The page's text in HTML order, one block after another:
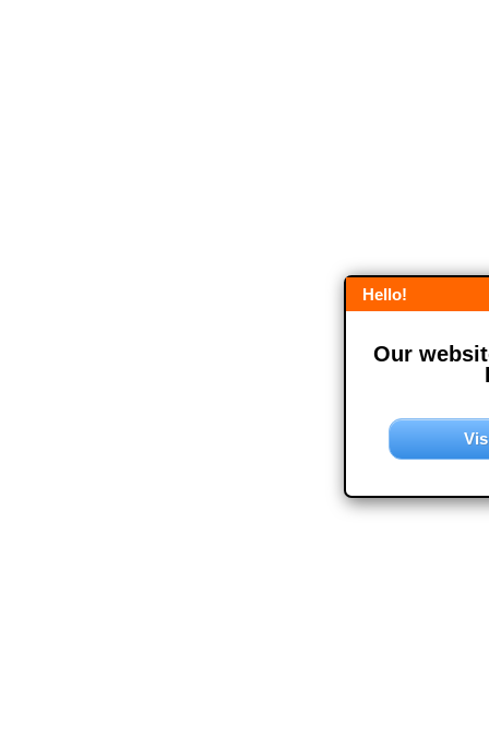
Hello!
Our